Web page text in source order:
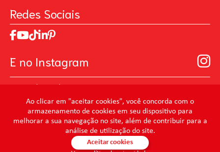
Ao clicar em "aceitar cookies", você concorda com o
armazenamento de cookies em seu dispositivo para
melhorar a sua navegação no site, além de contribuir para a
análise de utilização do site.
Aceitar cookies
Trabalhe Conosco
Relatório de Sustentabilidade 2025
Código de ética
Acionistas
Prevenir Não Dói
MasterChef
Art Of Love
Seja um distribuidor de Limpeza Profissional
Redes Sociais
E no Instagram
@mundocondor
@condorbeleza
@condorlimpeza
@condorhigienebucal
@condorpinturaimobiliaria